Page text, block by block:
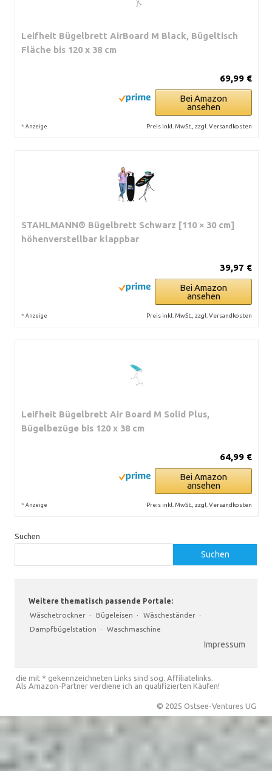
Leifheit Bügelbrett AirBoard M Black, Bügeltisch
Fläche bis 120 x 38 cm
69,99 €
Bei Amazon
ansehen
* Anzeige Preis inkl. MwSt., zzgl. Versandkosten
STAHLMANN® Bügelbrett Schwarz [110 × 30 cm]
höhenverstellbar klappbar
39,97 €
Bei Amazon
ansehen
* Anzeige Preis inkl. MwSt., zzgl. Versandkosten
Leifheit Bügelbrett Air Board M Solid Plus,
Bügelbezüge bis 120 x 38 cm
64,99 €
Bei Amazon
ansehen
* Anzeige Preis inkl. MwSt., zzgl. Versandkosten
Suchen
Suchen
Weitere thematisch passende Portale:
Wäschetrockner · Bügeleisen · Wäscheständer ·
Dampfbügelstation · Waschmaschine
Impressum
die mit * gekennzeichneten Links sind sog. Affiliatelinks.
Als Amazon-Partner verdiene ich an qualifizierten Käufen!
© 2025 Ostsee-Ventures UG